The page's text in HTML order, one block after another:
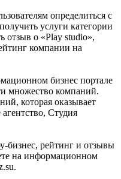
определиться с
услуги категории
отзыв о «Play studio»,
компании на
бизнес портале
множество компаний.
которая оказывает
Студия
рейтинг и отзывы
на информационном